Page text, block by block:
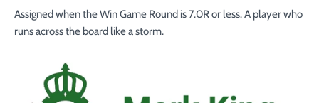
Assigned when the Win Game Round is7.0Ror less. A player who
runs across the board like a storm.